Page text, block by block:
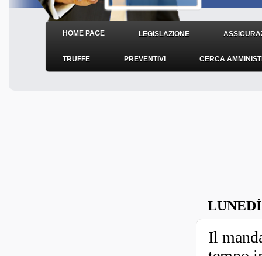
HOME PAGE LEGISLAZIONE
TRUFFE PREVENTIVI CERCA
Il